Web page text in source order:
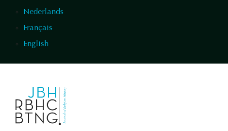
Nederlands
Français
English